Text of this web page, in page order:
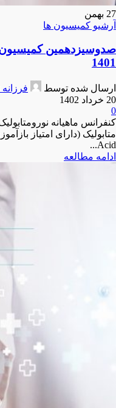
27 بهمن
آرشیو کمیسیون ها
1401
ارسال شده توسط
فرزانه
20 خرداد 1402
0
کنفرانس ماهیانه
Acid...
ادامه مطالعه